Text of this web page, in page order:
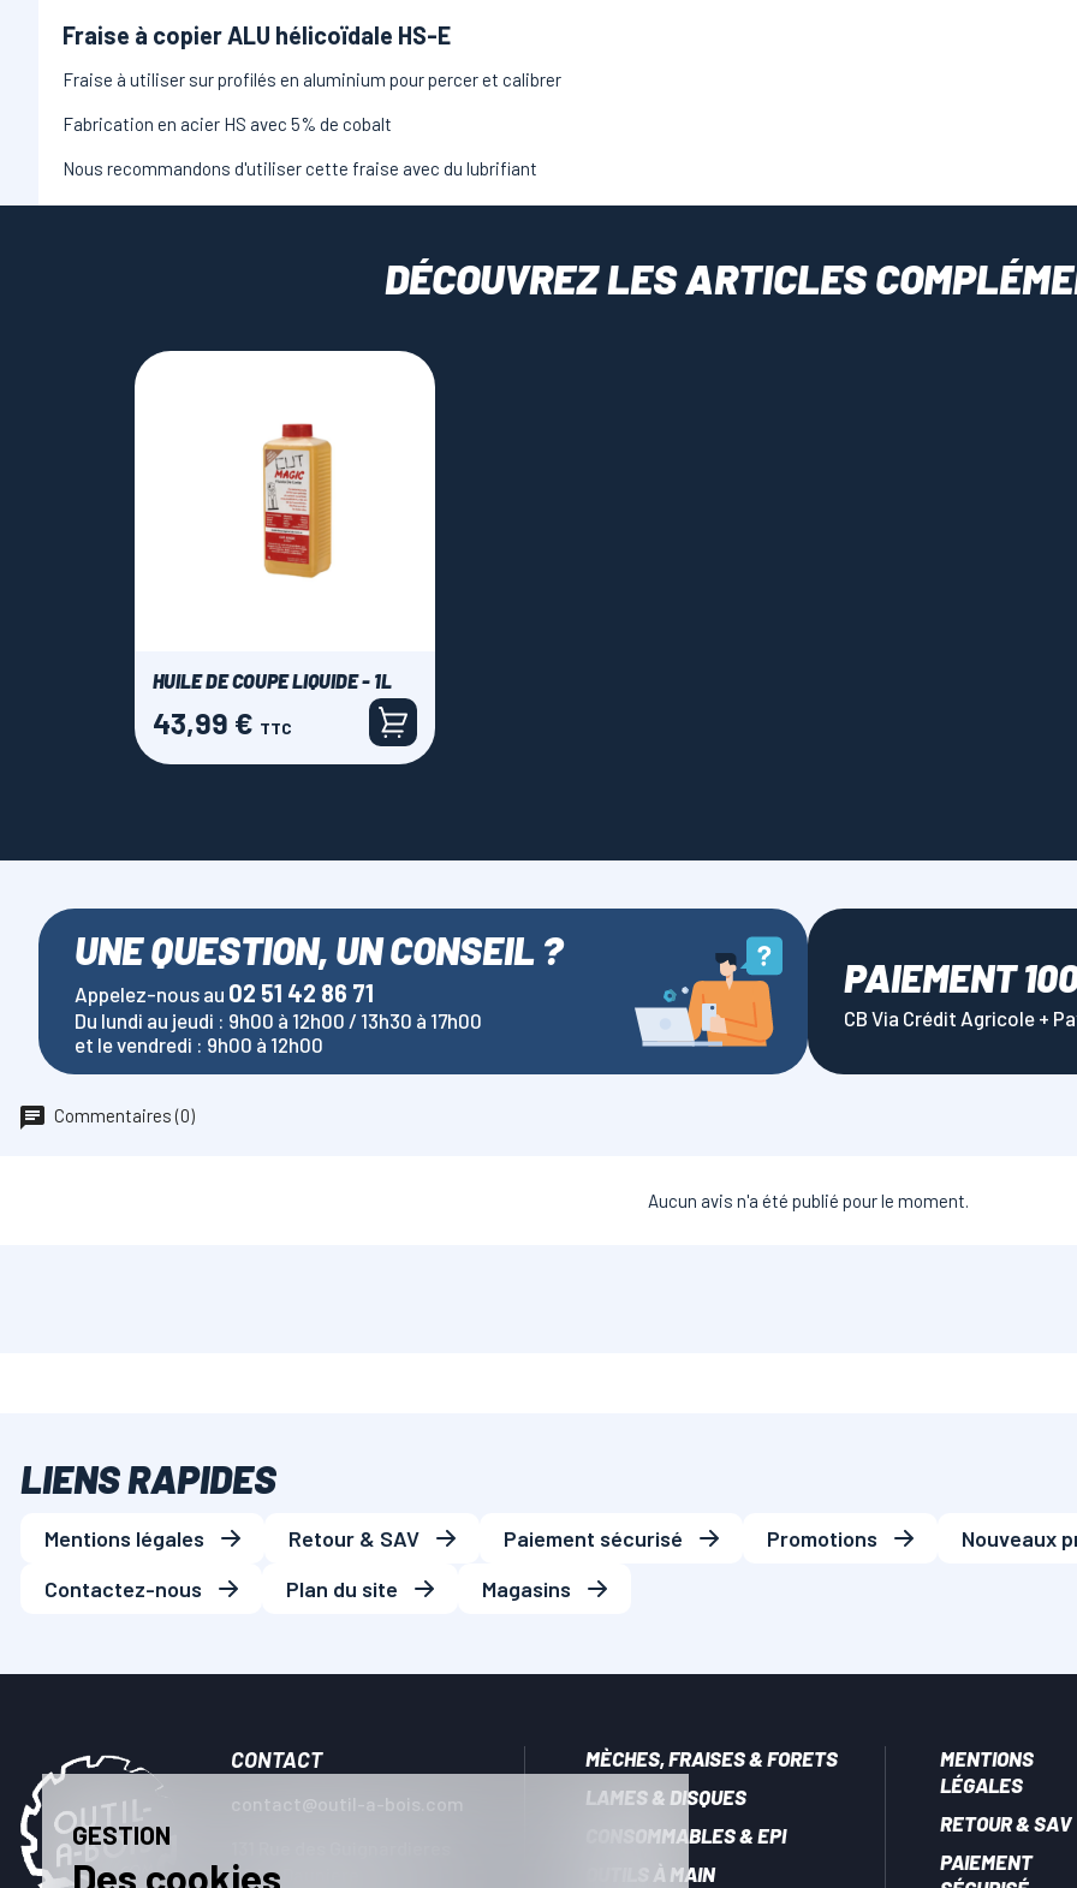
Fraise à copier ALU hélicoïdale HS-E
Fraise à utiliser sur profilés en aluminium pour percer et calibrer
Fabrication en acier HS avec 5% de cobalt
Nous recommandons d'utiliser cette fraise avec du lubrifiant
DÉCOUVREZ LES ARTICLES
HUILE DE COUPE LIQUIDE - 1L
Prix
43,99 € TTC
UNE QUESTION, UN CONSEIL ?
Appelez-nous au 02 51 42 86 71
Du lundi au jeudi : 9h00 à 12h00 / 13h30 à 17h00
et le vendredi : 9h00 à 12h00
PAIEMENT
CB Via Crédit Agricole +
Commentaires (0)
Aucun avis n'a été publié pour le moment.
LIENS RAPIDES
Mentions légales Retour & SAV Paiement sécurisé Promotions
Nouveaux
Contactez-nous
Plan du site Magasins
CONTACT
contact@outil-a-bois.com
ZA La Dauniere
MÈCHES, FRAISES & FORETS
LAMES & DISQUES
CONSOMMABLES & EPI
OUTILS À MAIN
MENTIONS
LÉGALES
RETOUR & SAV
PAIEMENT
GESTION
Des cookies